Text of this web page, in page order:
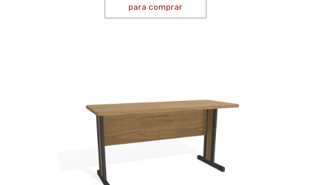
para comprar